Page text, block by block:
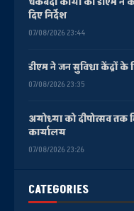
CATEGORIES
दिए निर्देश
07/08/2026 23:44
डीएम ने जन सुविधा केंद्रों के
07/08/2026 23:35
अयोध्या को दीपोत्सव तक
कार्यालय
07/08/2026 23:26